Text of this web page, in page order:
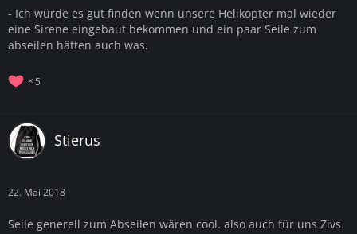
- Ich würde es gut finden wenn unsere Helikopter mal wieder
eine Sirene eingebaut bekommen und ein paar Seile zum
abseilen hätten auch was.
5
Stierus
22. Mai 2018
Seile generell zum Abseilen wären cool. also auch für uns Zivs.